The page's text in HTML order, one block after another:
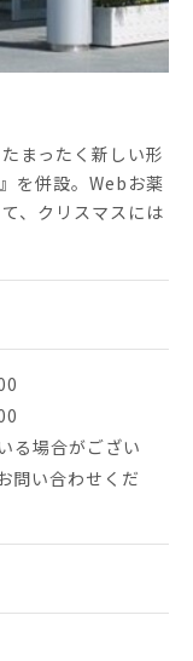
まったく新しい形
を併設。Webお薬
、クリスマスには
る場合がござい
問い合わせくだ